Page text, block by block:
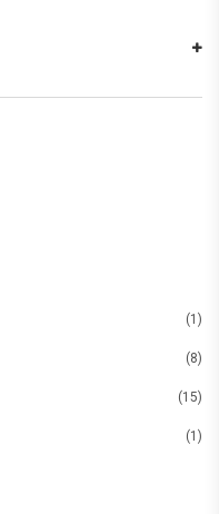
(1)
(8)
(15)
(1)